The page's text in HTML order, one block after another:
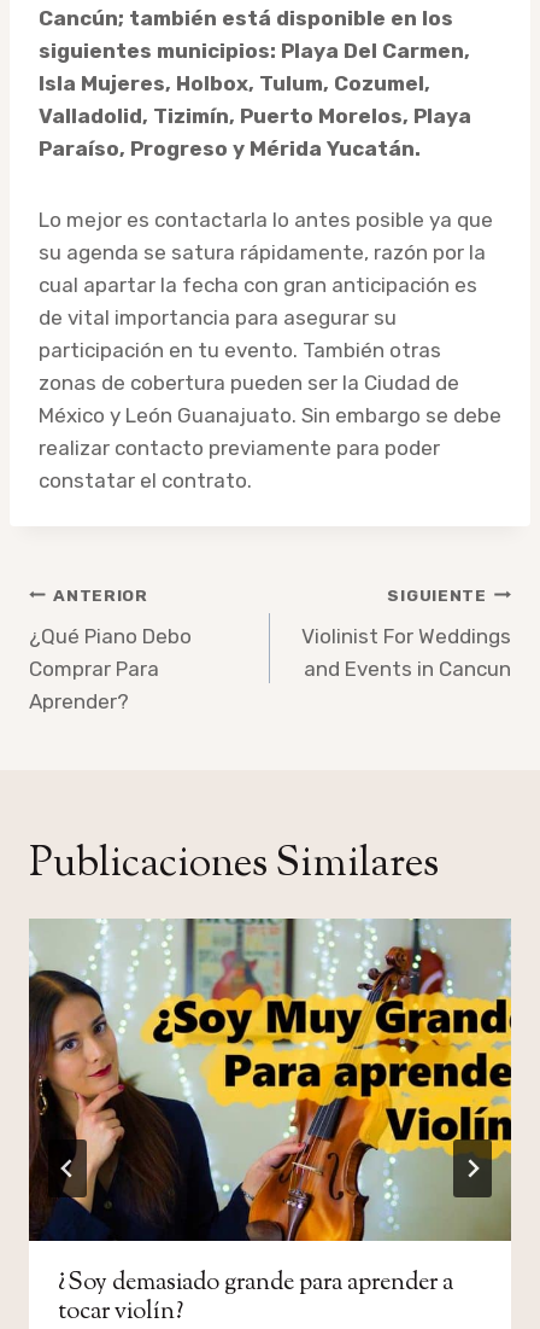
Cancún; también está disponible en los
siguientes municipios: Playa Del Carmen,
Isla Mujeres, Holbox, Tulum, Cozumel,
Valladolid, Tizimín, Puerto Morelos, Playa
Paraíso, Progreso y Mérida Yucatán.
Lo mejor es contactarla lo antes posible ya que
su agenda se satura rápidamente, razón por la
cual apartar la fecha con gran anticipación es
de vital importancia para asegurar su
participación en tu evento. También otras
zonas de cobertura pueden ser la Ciudad de
México y León Guanajuato. Sin embargo se debe
realizar contacto previamente para poder
constatar el contrato.
Navegación
de
entradas
ANTERIOR
¿Qué Piano Debo
Comprar Para
Aprender?
SIGUIENTE
Violinist For Weddings
and Events in Cancun
Publicaciones Similares
¿Soy demasiado grande para aprender a
tocar violín?